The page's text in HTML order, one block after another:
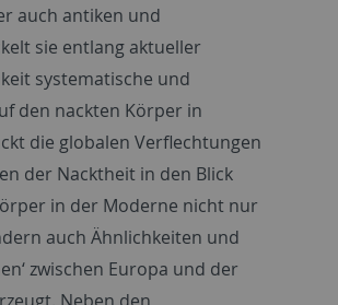
auch antiken und
sie entlang aktueller
systematische und
den nackten Körper in
die globalen Verflechtungen
der Nacktheit in den Blick
in der Moderne nicht nur
auch Ähnlichkeiten und
zwischen Europa und der
Neben den